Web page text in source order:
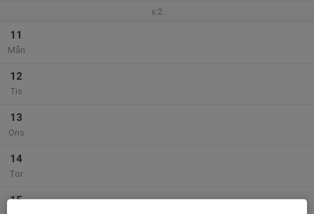
v.2
11
Mån
12
Tis
13
Ons
14
Tor
15